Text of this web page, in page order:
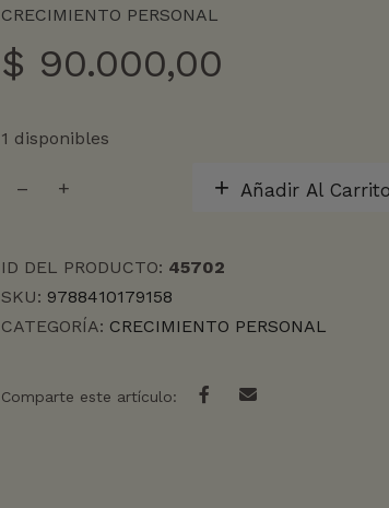
CRECIMIENTO PERSONAL
$ 90.000,00
1 disponibles
DE
DESPIERTA,
EL
cantidad
Añadir Al
ID DEL PRODUCTO: 45702
SKU: 9788410179158
CATEGORÍA: CRECIMIENTO PERSONAL
Comparte este artículo: